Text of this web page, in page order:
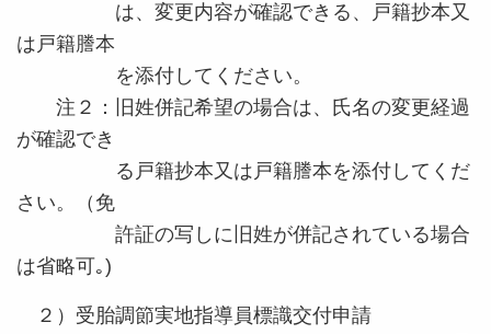
は、変更内容が確認できる、戸籍抄本又
は戸籍謄本
を添付してください。
注２：旧姓併記希望の場合は、氏名の変更経過
が確認でき
る戸籍抄本又は戸籍謄本を添付してくだ
さい。（免
許証の写しに旧姓が併記されている場合
は省略可｡)
２）受胎調節実地指導員標識交付申請